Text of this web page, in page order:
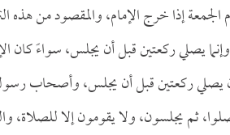
الجمعة إذا خرج الإمام، والمقصود من هذه
يصلي ركعتين قبل أن يجلس، سواءً كان
يصلي ركعتين قبل أن يجلس، وأصحاب رسول
ثم يجلسون، ولا يقومون إلا للصلاة،